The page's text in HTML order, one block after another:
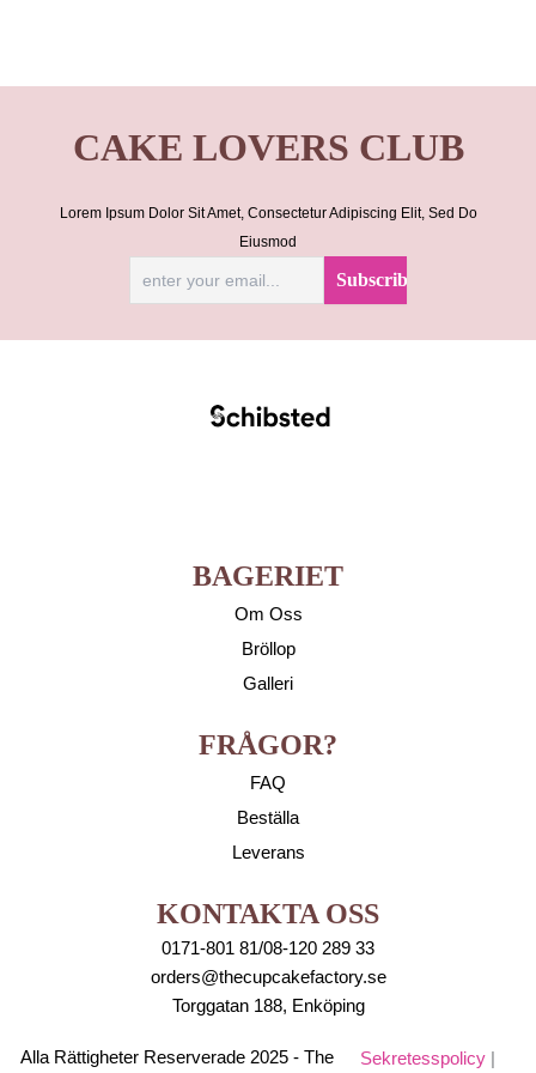
CAKE LOVERS CLUB
Lorem Ipsum Dolor Sit Amet, Consectetur Adipiscing Elit, Sed Do
Eiusmod
BAGERIET
Om Oss
Bröllop
Galleri
FRÅGOR?
FAQ
Beställa
Leverans
KONTAKTA OSS
0171-801 81/08-120 289 33
orders@thecupcakefactory.se
Torggatan 188, Enköping
Alla Rättigheter Reserverade 2025 - The Sekretesspolicy|